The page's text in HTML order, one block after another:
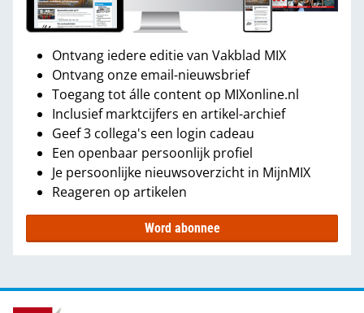
Ontvang iedere editie van Vakblad MIX
Ontvang onze email-nieuwsbrief
Toegang tot álle content op MIXonline.nl
Inclusief marktcijfers en artikel-archief
Geef 3 collega's een login cadeau
Een openbaar persoonlijk profiel
Je persoonlijke nieuwsoverzicht in MijnMIX
Reageren op artikelen
Word abonnee